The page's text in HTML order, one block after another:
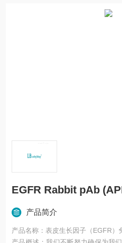
EGFR Rabbit pAb
产品简介
产品名称：表皮生长因子（EGFR）